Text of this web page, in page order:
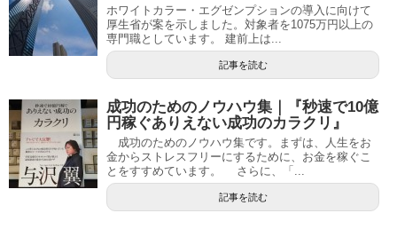
ホワイトカラー・エグゼンプションの導入に向けて
厚生省が案を示しました。対象者を1075万円以上の
専門職としています。 建前上は...
記事を読む
成功のためのノウハウ集｜『秒速で10億
円稼ぐありえない成功のカラクリ』
成功のためのノウハウ集です。まずは、人生をお
金からストレスフリーにするために、お金を稼ぐこ
とをすすめています。 さらに、「...
記事を読む